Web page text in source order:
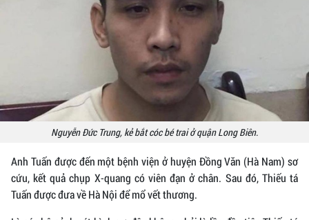
Nguyễn Đức Trung, kẻ bắt cóc bé trai ở quận Long Biên.
Anh Tuấn được đến một bệnh viện ở huyện Đồng Văn (Hà Nam) sơ
cứu, kết quả chụp X-quang có viên đạn ở chân. Sau đó, Thiếu tá
Tuấn được đưa về Hà Nội để mổ vết thương.